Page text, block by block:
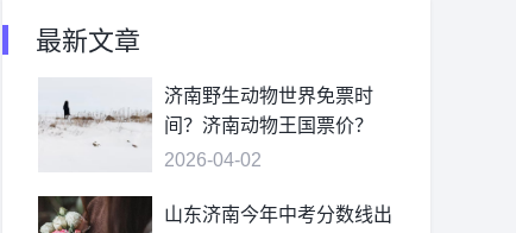
最新文章
济南野生动物世界免票时
间？济南动物王国票价？
2026-04-02
山东济南今年中考分数线出